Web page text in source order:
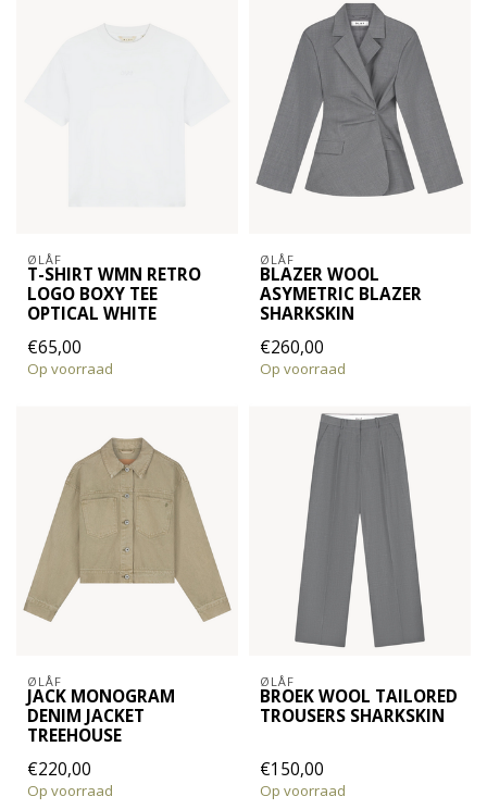
ØLÅF
T-SHIRT WMN RETRO
LOGO BOXY TEE
OPTICAL WHITE
€65,00
Op voorraad
ØLÅF
BLAZER WOOL
ASYMETRIC BLAZER
SHARKSKIN
€260,00
Op voorraad
ØLÅF
JACK MONOGRAM
DENIM JACKET
TREEHOUSE
€220,00
Op voorraad
ØLÅF
BROEK WOOL TAILORED
TROUSERS SHARKSKIN
€150,00
Op voorraad